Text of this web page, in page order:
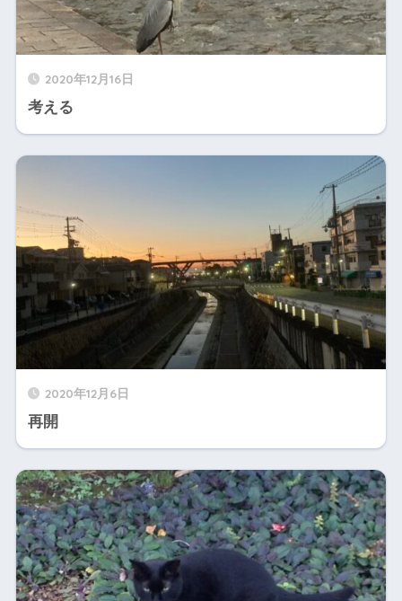
2020年12月16日
考える
2020年12月6日
再開